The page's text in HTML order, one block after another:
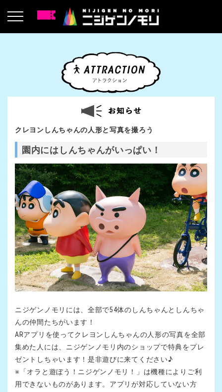
クレヨンしんちゃんの人形と写真を撮ろう
園内にはしんちゃんがいっぱい！
ニジゲンノモリには、全部で54体のしんちゃんとしんちゃ
んの仲間たちがいます！
ARアプリを使ってクレヨンしんちゃんの人形の写真を全部
集めた人には、ニジゲンノモリ内のショップで特典をプレ
ゼントしちゃいます！是非遊びに来てください♪
※「オラと遊ぼう！ニジゲンノモリ！」は機種によりご利
用できないものがあります。アプリが対応していない方